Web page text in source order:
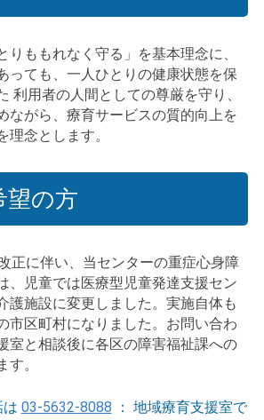
りももれなく守る」を基本理念に、
っても、一人ひとりの健康状態を保
利用者の人間としての尊厳を守り、
ながら、療育サービスの質的向上を
理念とします。
望の方
正に伴い、当センターの重症心身障
、児童では医療型児童発達支援セン
護施設に変更しました。実施自体も
市区町村になりました。お問い合わ
室と相談後に各区の障害福祉課への
。
03-5632-8088 ： 地域療育支援室で